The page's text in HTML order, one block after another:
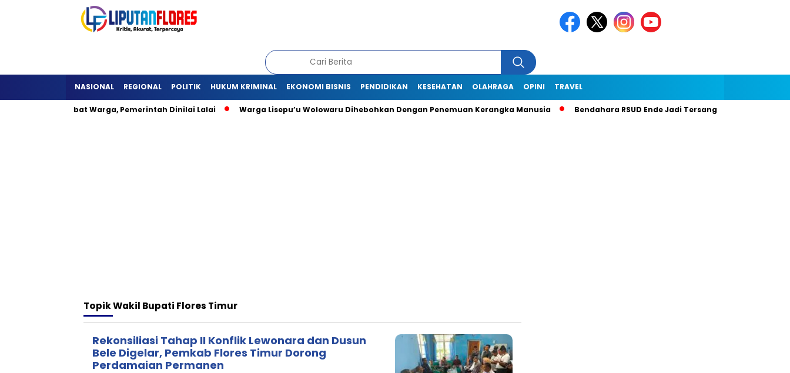
NASIONAL REGIONAL POLITIK HUKUM KRIMINAL EKONOMI BISNIS PENDIDIKAN KESEHATAN OLAHRAGA OPINI TRAVEL
Detukeli Hambat Warga, Pemerintah Dinilai Lalai Warga Lisepu’u Wolowaru Dihebohkan Dengan Penemuan Kerangka Manusia Bendahara RSUD Ende Jadi Tersangka Dugaan
TopikWakil Bupati Flores Timur
Rekonsiliasi Tahap II Konflik Lewonara dan Dusun
Bele Digelar, Pemkab Flores Timur Dorong
Perdamaian Permanen